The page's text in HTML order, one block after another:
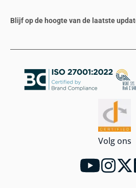
Blijf op de hoogte van de laatste
Volg ons